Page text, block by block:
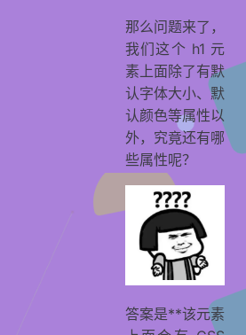
那么问题来了，
我们这个 h1 元
素上面除了有默
认字体大小、默
认颜色等属性以
外，究竟还有哪
些属性呢？
答案是**该元素